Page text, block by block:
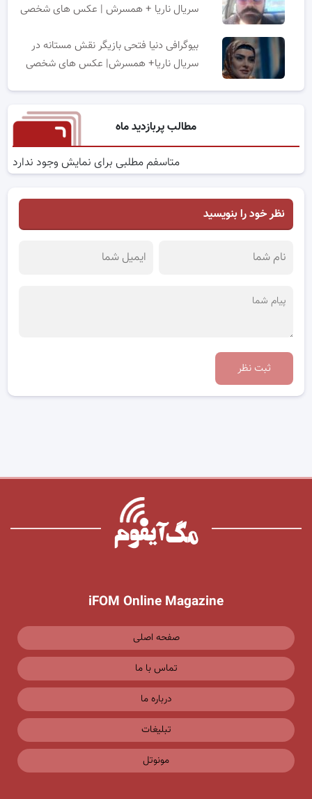
سریال ناریا + همسرش | عکس های شخصی
بیوگرافی دنیا فتحی بازیگر نقش مستانه در
سریال ناریا+ همسرش| عکس های شخصی
مطالب پربازدید ماه
متاسفم مطلبی برای نمایش وجود ندارد
نظر خود را بنویسید
ثبت نظر
iFOM Online Magazine
صفحه اصلی
تماس با ما
درباره ما
تبلیغات
مونوتل